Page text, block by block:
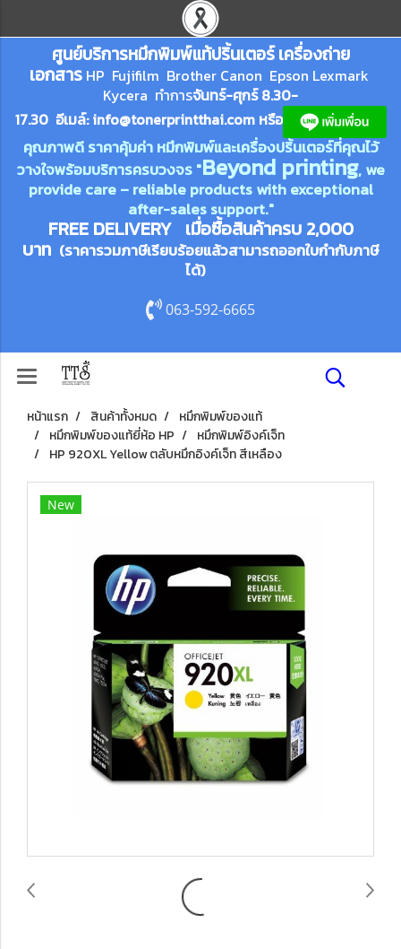
ศูนย์บริการหมึกพิมพ์แท้ปริ้นเตอร์ เครื่องถ่าย
เอกสาร HP Fujifilm Brother Canon Epson Lexmark
Kycera ทำการจันทร์-ศุกร์ 8.30-
17.30 อีเมล์:info@tonerprintthai.com หรือ
คุณภาพดี ราคาคุ้มค่า หมึกพิมพ์และเครื่องปริ้นเตอร์ที่คุณไว้
วางใจพร้อมบริการครบวงจร "Beyond printing, we
provide care – reliable products with exceptional
after-sales support."
FREE DELIVERY เมื่อซื้อสินค้าครบ 2,000
บาท (ราคารวมภาษีเรียบร้อยแล้วสามารถออกใบกำกับภาษี
ได้)
063-592-6665
หน้าแรก สินค้าทั้งหมด
หมึกพิมพ์ของแท้
หมึกพิมพ์ของแท้ยี่ห้อ HP
หมึกพิมพ์อิงค์เจ็ท
HP 920XL Yellow ตลับหมึกอิงค์เจ็ท สีเหลือง
New